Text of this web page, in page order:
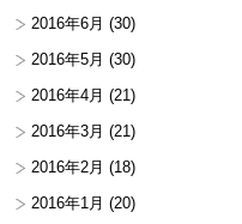
2016年6月 (30)
2016年5月 (30)
2016年4月 (21)
2016年3月 (21)
2016年2月 (18)
2016年1月 (20)